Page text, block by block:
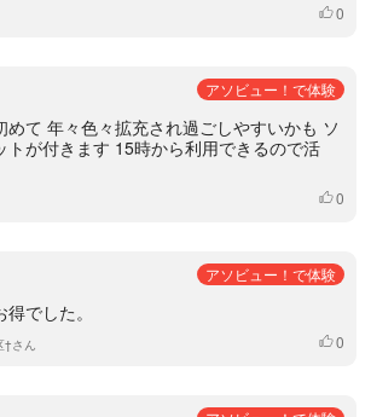
いいね
0
アソビュー！で体験
めて 年々色々拡充され過ごしやすいかも ソ
トが付きます 15時から利用できるので活
いいね
0
アソビュー！で体験
でした。
さん いいね
0